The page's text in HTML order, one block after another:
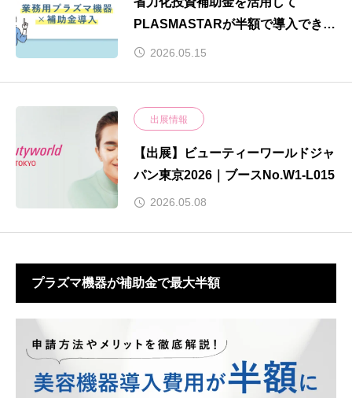
PLASMASTARが半額で導入できま
す！2026.05.15
出展情報
【出展】ビューティーワールドジャ
パン東京2026｜ブースNo.W1-L015
2026.05.08
プラズマ機器が補助金で最大半額